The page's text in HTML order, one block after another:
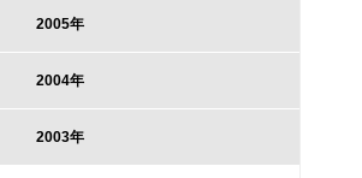
2005年
2004年
2003年